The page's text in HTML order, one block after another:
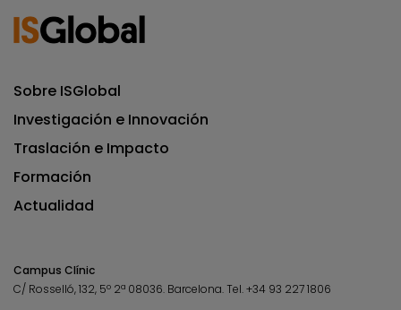
Sobre ISGlobal
Investigación e Innovación
Traslación e Impacto
Formación
Actualidad
Campus Clínic
C/ Rosselló, 132, 5º 2ª 08036. Barcelona.Tel.+34 93 227 1806